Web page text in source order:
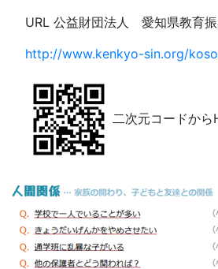
URL 公益財団法人 愛知県教育振
http://www.kenkyo-sin.org/
二次元コードから